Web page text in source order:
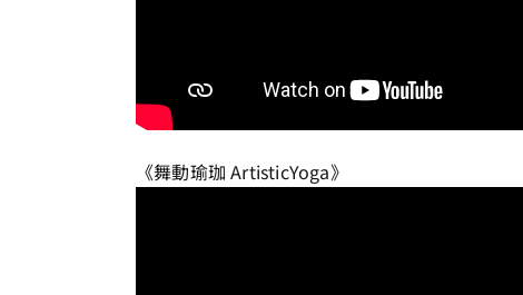
《‪‎舞動瑜珈‬ ‪‎ArtisticYoga‬》